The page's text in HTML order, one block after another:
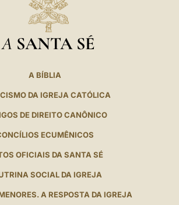
A SANTA SÉ
A BÍBLIA
DA IGREJA CATÓLICA
DE DIREITO CANÔNICO
ECUMÊNICOS
OFICIAIS DA SANTA SÉ
SOCIAL DA IGREJA
A RESPOSTA DA IGREJA